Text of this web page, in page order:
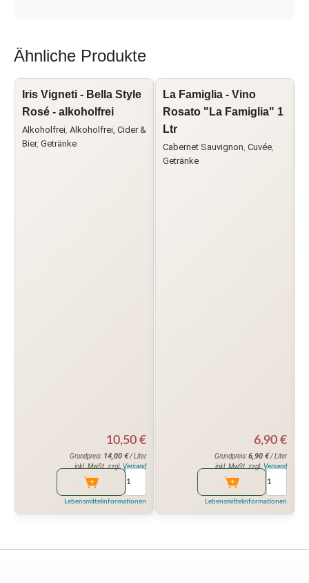
Ähnliche Produkte
Iris Vigneti - Bella Style
Rosé - alkoholfrei
Alkoholfrei Alkoholfrei, Cider &
Bier, Getränke
10,50 €
Grundpreis: 14,00 €/ Liter
inkl. MwSt. zzgl. Versand
Lebensmittelinformationen
La Famiglia - Vino
Rosato "La Famiglia" 1
Ltr
Cabernet Sauvignon Cuvée
Getränke
6,90 €
Grundpreis:6,90 €/ Liter
inkl. MwSt. zzgl. Versand
Lebensmittelinformationen